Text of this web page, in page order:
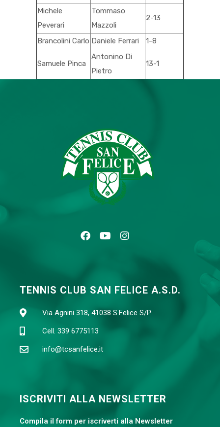
Michele
Peverari
Tommaso
Mazzoli
2-13
Brancolini Carlo Daniele Ferrari 1-8
Samuele Pinca
Antonino Di
Pietro
13-1
TENNIS CLUB SAN FELICE A.S.D.
Via Agnini 318, 41038 S.Felice S/P
Cell. 339 6775113
info@tcsanfelice.it
ISCRIVITI ALLA NEWSLETTER
Compila il form per iscriverti alla Newsletter